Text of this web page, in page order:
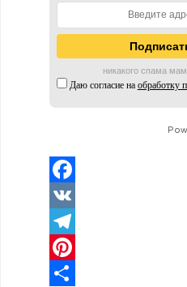
никакого спама
Даю согласие на обработку
Facebook
VK
Telegram
Pinterest